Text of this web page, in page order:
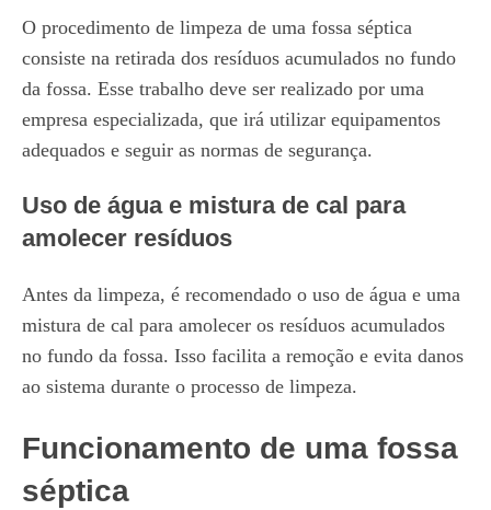
O procedimento de limpeza de uma fossa séptica
consiste na retirada dos resíduos acumulados no fundo
da fossa. Esse trabalho deve ser realizado por uma
empresa especializada, que irá utilizar equipamentos
adequados e seguir as normas de segurança.
Uso de água e mistura de cal para
amolecer resíduos
Antes da limpeza, é recomendado o uso de água e uma
mistura de cal para amolecer os resíduos acumulados
no fundo da fossa. Isso facilita a remoção e evita danos
ao sistema durante o processo de limpeza.
Funcionamento de uma fossa
séptica